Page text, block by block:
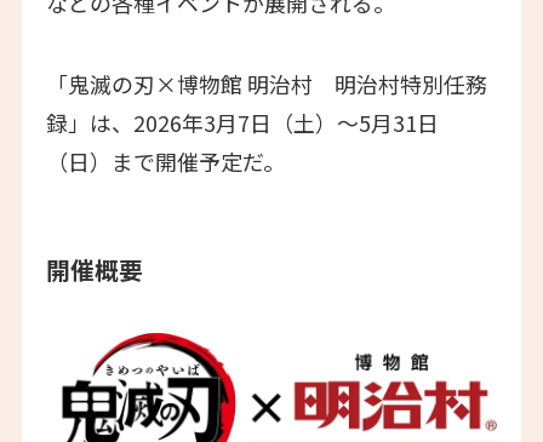
「鬼滅の刃×博物館 明治村 明治村特別任務
録」は、2026年3月7日（土）～5月31日
（日）まで開催予定だ。
開催概要